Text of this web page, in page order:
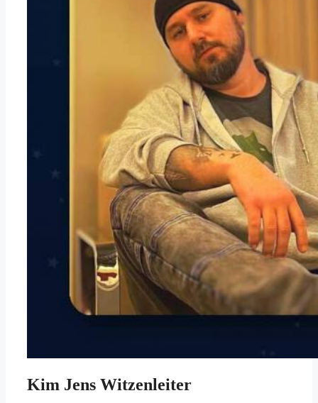
Kim Jens Witzenleiter